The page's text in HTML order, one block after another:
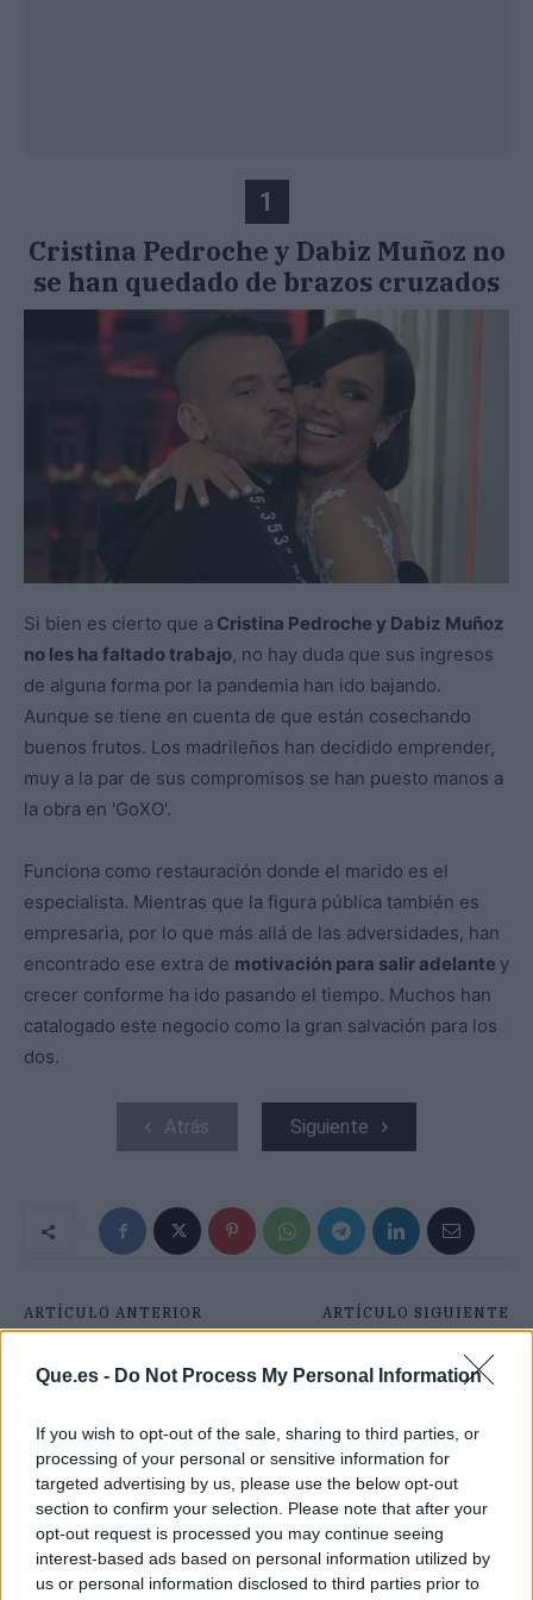
Que.es - Do Not Process My Personal Information
If you wish to opt-out of the sale, sharing to third parties, or
processing of your personal or sensitive information for
targeted advertising by us, please use the below opt-out
section to confirm your selection. Please note that after your
opt-out request is processed you may continue seeing
interest-based ads based on personal information utilized by
us or personal information disclosed to third parties prior to
1
Cristina Pedroche y Dabiz Muñoz no
se han quedado de brazos cruzados
Si bien es cierto que a Cristina Pedroche y Dabiz Muñoz
no les ha faltado trabajo, no hay duda que sus ingresos
de alguna forma por la pandemia han ido bajando.
Aunque se tiene en cuenta de que están cosechando
buenos frutos. Los madrileños han decidido emprender,
muy a la par de sus compromisos se han puesto manos a
la obra en 'GoXO'.
Funciona como restauración donde el marido es el
especialista. Mientras que la figura pública también es
empresaria, por lo que más allá de las adversidades, han
encontrado ese extra de motivación para salir adelante y
crecer conforme ha ido pasando el tiempo. Muchos han
catalogado este negocio como la gran salvación para los
dos.
Atrás Siguiente
ARTÍCULO ANTERIOR
MÓNICA NARANJO: DEL
OTROS SECRETOS
AL DESCUBIERTO
ARTÍCULO SIGUIENTE
DAÑOS CRÓNICOS DE
LA COVID-19 QUE
DESCONOCES